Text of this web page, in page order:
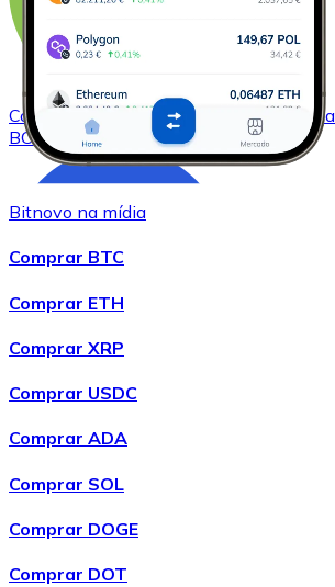
Comprar Bitcoin Cash com
BCH
Comprar Chainlink
LINK
Bitnovo na mídia
Comprar BTC
Comprar ETH
Comprar XRP
Comprar USDC
Comprar ADA
Comprar SOL
Comprar DOGE
Comprar DOT